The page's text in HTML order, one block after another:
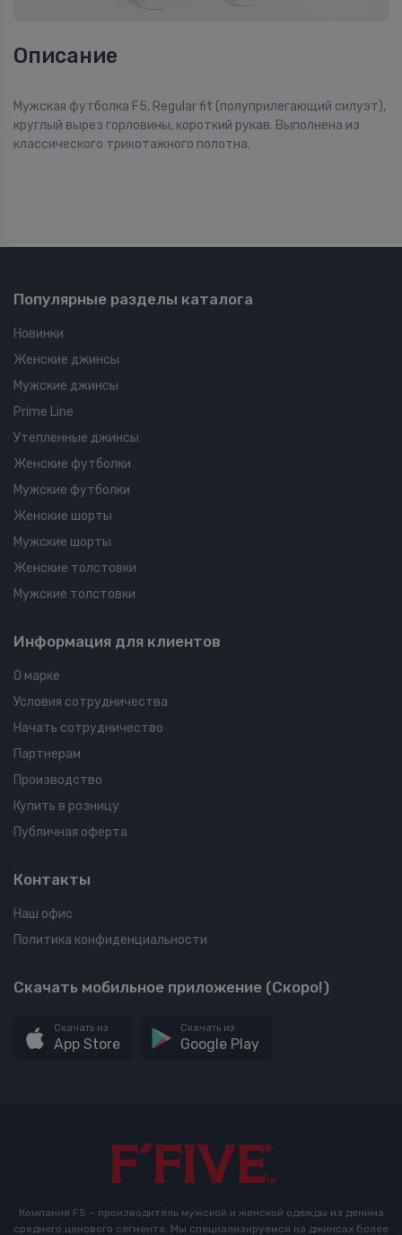
Описание
Мужская футболка F5, Regular fit (полуприлегающий силуэт),
круглый вырез горловины, короткий рукав. Выполнена из
классического трикотажного полотна.
Популярные разделы каталога
Новинки
Женские джинсы
Мужские джинсы
Prime Line
Утепленные джинсы
Женские футболки
Мужские футболки
Женские шорты
Мужские шорты
Женские толстовки
Мужские толстовки
Информация для клиентов
О марке
Условия сотрудничества
Начать сотрудничество
Партнерам
Производство
Купить в розницу
Публичная оферта
Контакты
Наш офис
Политика конфиденциальности
Скачать мобильное приложение (Скоро!)
Скачать из
App Store
Скачать из
Google Play
Компания F5 – производитель мужской и женской одежды из денима
среднего ценового сегмента. Мы специализируемся на джинсах более